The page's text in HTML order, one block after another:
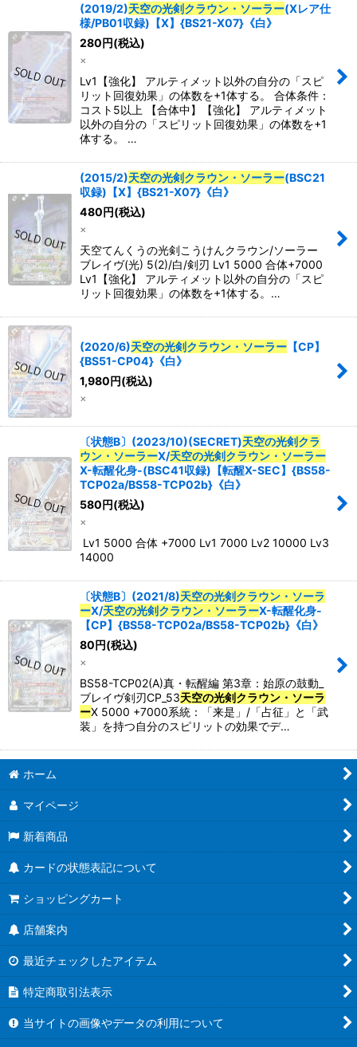
(2019/2)天空の光剣クラウン・ソーラー(Xレア仕
様/PB01収録)【X】{BS21-X07}《白》
280円(税込)
×
Lv1【強化】 アルティメット以外の自分の「スピ
リット回復効果」の体数を+1体する。 合体条件：
コスト5以上 【合体中】【強化】 アルティメット
以外の自分の「スピリット回復効果」の体数を+1
体する。 …
(2015/2)天空の光剣クラウン・ソーラー(BSC21
収録)【X】{BS21-X07}《白》
480円(税込)
×
天空てんくうの光剣こうけんクラウン/ソーラー
ブレイヴ(光) 5(2)/白/剣刃 Lv1 5000 合体+7000
Lv1【強化】 アルティメット以外の自分の「スピ
リット回復効果」の体数を+1体する。…
(2020/6)天空の光剣クラウン・ソーラー 【CP】
{BS51-CP04}《白》
1,980円(税込)
×
〔状態B〕(2023/10)(SECRET)天空の光剣クラ
ウン・ソーラーX/天空の光剣クラウン・ソーラー
X-転醒化身-(BSC41収録)【転醒X-SEC】{BS58-
TCP02a/BS58-TCP02b}《白》
580 円(税込)
×
Lv1 5000 合体 +7000 Lv1 7000 Lv2 10000 Lv3
14000
〔状態B〕(2021/8)天空の光剣クラウン・ソーラ
ーX/天空の光剣クラウン・ソーラーX-転醒化身-
【CP】{BS58-TCP02a/BS58-TCP02b}《白》
80 円(税込)
×
BS58-TCP02(A)真・転醒編 第3章：始原の鼓動_
ブレイヴ剣刃CP_53天空の光剣クラウン・ソーラ
ーX 5000 +7000系統：「来是」/「占征」と「武
装」を持つ自分のスピリットの効果でデ…
ホーム
マイページ
新着商品
カードの状態表記について
ショッピングカート
店舗案内
最近チェックしたアイテム
特定商取引法表示
当サイトの画像やデータの利用について